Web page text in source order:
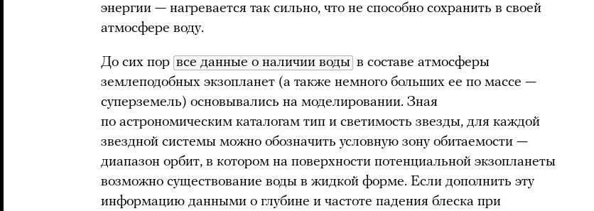
энергии — нагревается так сильно, что не способно сохранить в своей
атмосфере воду.
До сих пор все данные о наличии воды в составе атмосферы
землеподобных экзопланет (а также немного больших ее по массе —
суперземель) основывались на моделировании. Зная
по астрономическим каталогам тип и светимость звезды, для каждой
звездной системы можно обозначить условную зону обитаемости —
диапазон орбит, в котором на поверхности потенциальной экзопланеты
возможно существование воды в жидкой форме. Если дополнить эту
информацию данными о глубине и частоте падения блеска при